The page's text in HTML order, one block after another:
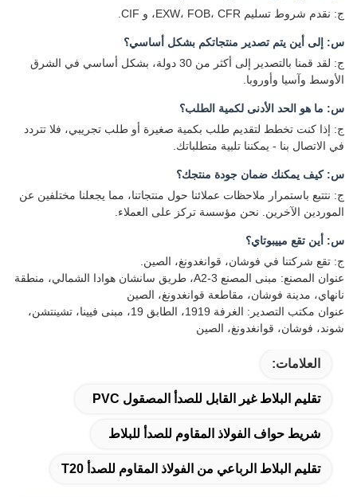
ج: نقدم شروط تسليم EXW، FOB، CFR، و CIF.
س: إلى أين يتم تصدير منتجاتكم بشكل أساسي؟
ج: لقد قمنا بالتصدير إلى أكثر من 30 دولة، بشكل أساسي في الشرق
الأوسط وآسيا وأوروبا.
س: ما هو الحد الأدنى لكمية الطلب؟
ج: إذا كنت تخطط لتقديم طلب بكمية صغيرة أو طلب تجريبي، فلا تتردد
في الاتصال بنا - يمكننا تلبية متطلباتك.
س: كيف يمكنك ضمان جودة منتجك؟
ج: نتتبع باستمرار ملاحظات عملائنا حول منتجاتنا، مما يجعلنا مختلفين عن
الموردين الآخرين. نحن مؤسسة تركز على العملاء.
س: أين تقع مييبوتاي؟
ج: تقع شركتنا في فوشان، قوانغدونغ، الصين.
عنوان المصنع: مبنى المصنع A2-3، طريق سانشان هوادا الشمالي، منطقة
نانهاي، مدينة فوشان، مقاطعة قوانغدونغ، الصين
عنوان مكتب التصدير: الغرفة 1919، الطابق 19، مبنى فيينا، تشينتشن،
شوند، فوشان، قوانغدونغ، الصين
العلامات:
تقليم البلاط غير القابل للصدأ المصقول PVC
شريط حواف الفولاذ المقاوم للصدأ للبلاط
تقليم البلاط الرباعي من الفولاذ المقاوم للصدأ T20